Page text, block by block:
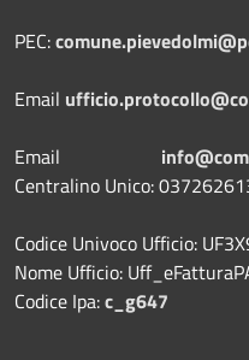
PEC:
Email
Email
Centralino Unico:
Codice Univoco Ufficio:
Nome Ufficio:
Codice Ipa:c_g647